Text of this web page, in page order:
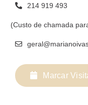
214 919 493
(Custo de chamada
Marcar